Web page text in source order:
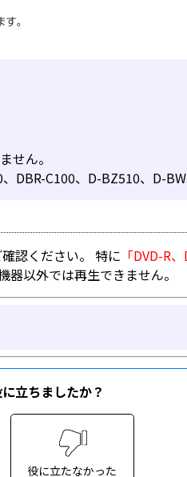
立ちましたか？
役に立たなかった